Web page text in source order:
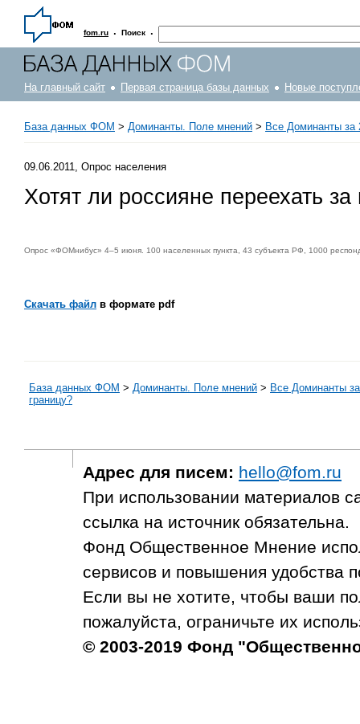
fom.ru · Поиск ·
На главный сайт Первая страница базы данных Новые
База данных ФОМ > Доминанты. Поле мнений > Все Доминанты за
09.06.2011, Опрос населения
Хотят ли россияне переехать за
Опрос «ФОМнибус» 4–5 июня. 100 населенных пункта, 43 субъекта РФ, 1000
Скачать файл в формате pdf
База данных ФОМ > Доминанты. Поле мнений > Все Доминанты
границу?
Адрес для писем: hello@fom.ru
При использовании материалов
ссылка на источник обязательна.
Фонд Общественное Мнение
сервисов и повышения удобства
Если вы не хотите, чтобы ваши
пожалуйста, ограничьте их
© 2003-2019 Фонд